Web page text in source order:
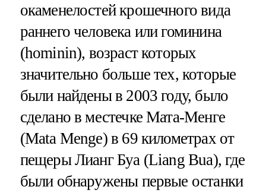
окаменелостей крошечного вида
раннего человека или гоминина
(hominin), возраст которых
значительно больше тех, которые
были найдены в 2003 году, было
сделано в местечке Мата-Менге
(Mata Menge) в 69 километрах от
пещеры Лианг Буа (Liang Bua), где
были обнаружены первые останки